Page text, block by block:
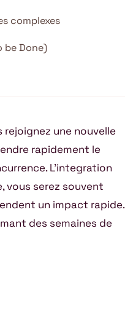
complexes
be Done)
rejoignez une nouvelle
rapidement le
L’integration
vous serez souvent
un impact rapide.
des semaines de